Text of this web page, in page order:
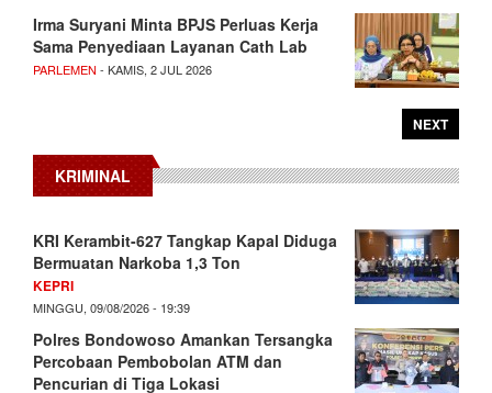
Irma Suryani Minta BPJS Perluas Kerja
Sama Penyediaan Layanan Cath Lab
PARLEMEN - KAMIS, 2 JUL 2026
NEXT
KRIMINAL
KRI Kerambit-627 Tangkap Kapal Diduga
Bermuatan Narkoba 1,3 Ton
KEPRI
MINGGU, 09/08/2026 - 19:39
Polres Bondowoso Amankan Tersangka
Percobaan Pembobolan ATM dan
Pencurian di Tiga Lokasi